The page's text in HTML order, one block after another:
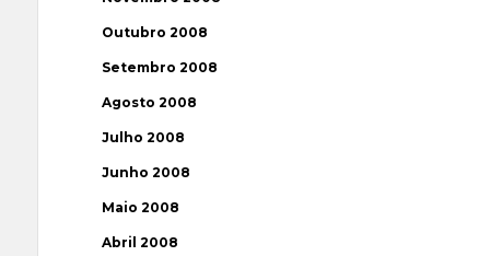
Outubro 2008
Setembro 2008
Agosto 2008
Julho 2008
Junho 2008
Maio 2008
Abril 2008